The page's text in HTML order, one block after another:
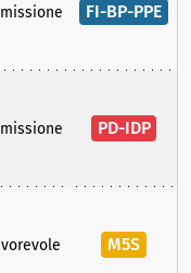
FI-BP-PPE
PD-IDP
M5S